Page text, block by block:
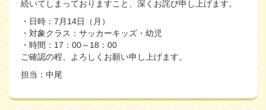
続いてしまっておりますこと、深くお詫び申し上げます。
・日時：7月14日（月）
・対象クラス：サッカーキッズ・幼児
・時間：17：00～18：00
ご確認の程、よろしくお願い申し上げます。
担当：中尾